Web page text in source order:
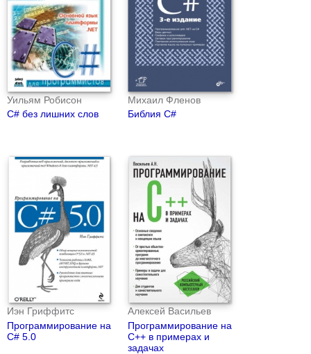
Уильям Робисон
С# без лишних слов
Михаил Фленов
Библия C#
Иэн Гриффитс
Программирование на
C# 5.0
Алексей Васильев
Программирование на
C++ в примерах и
задачах